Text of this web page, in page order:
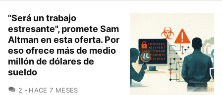
"Será un trabajo
estresante", promete Sam
Altman en esta oferta. Por
eso ofrece más de medio
millón de dólares de
sueldo
2 COMENTARIOS
HACE 7 MESES